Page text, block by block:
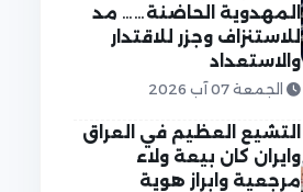
المهدوية الحاضنة…… مد
للاستنزاف وجزر للاقتدار
والاستعداد
الجمعة 07 آب 2026
التشيع العظيم في العراق
وايران كان بيعة ولاء
مرجعية وابراز هوية